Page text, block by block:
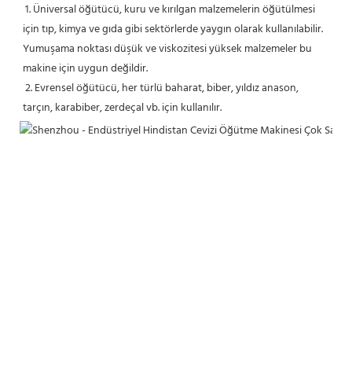
1. Üniversal öğütücü, kuru ve kırılgan malzemelerin öğütülmesi
için tıp, kimya ve gıda gibi sektörlerde yaygın olarak kullanılabilir.
Yumuşama noktası düşük ve viskozitesi yüksek malzemeler bu
makine için uygun değildir.
tarçın, karabiber, zerdeçal vb. için kullanılır.